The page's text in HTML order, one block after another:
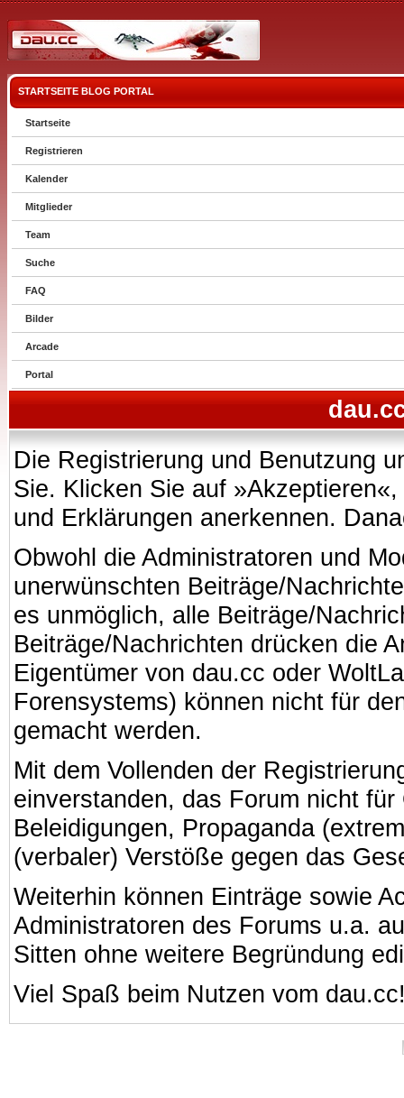
STARTSEITE BLOG PORTAL
Startseite
Registrieren
Kalender
Mitglieder
Team
Suche
FAQ
Bilder
Arcade
Portal
Die Registrierung und Benutzung
Sie. Klicken Sie auf
und Erklärungen anerkennen.
Obwohl die Administratoren und
unerwünschten Beiträge/
es unmöglich, alle Beiträge/
Beiträge/Nachrichten drücken die
Eigentümer von dau.cc oder
Forensystems) können nicht für
gemacht werden.
Mit dem Vollenden der
einverstanden, das Forum nicht
Beleidigungen, Propaganda
(verbaler) Verstöße gegen das
Weiterhin können Einträge sowie
Administratoren des Forums u.a.
Sitten ohne weitere Begründung
Viel Spaß beim Nutzen vom